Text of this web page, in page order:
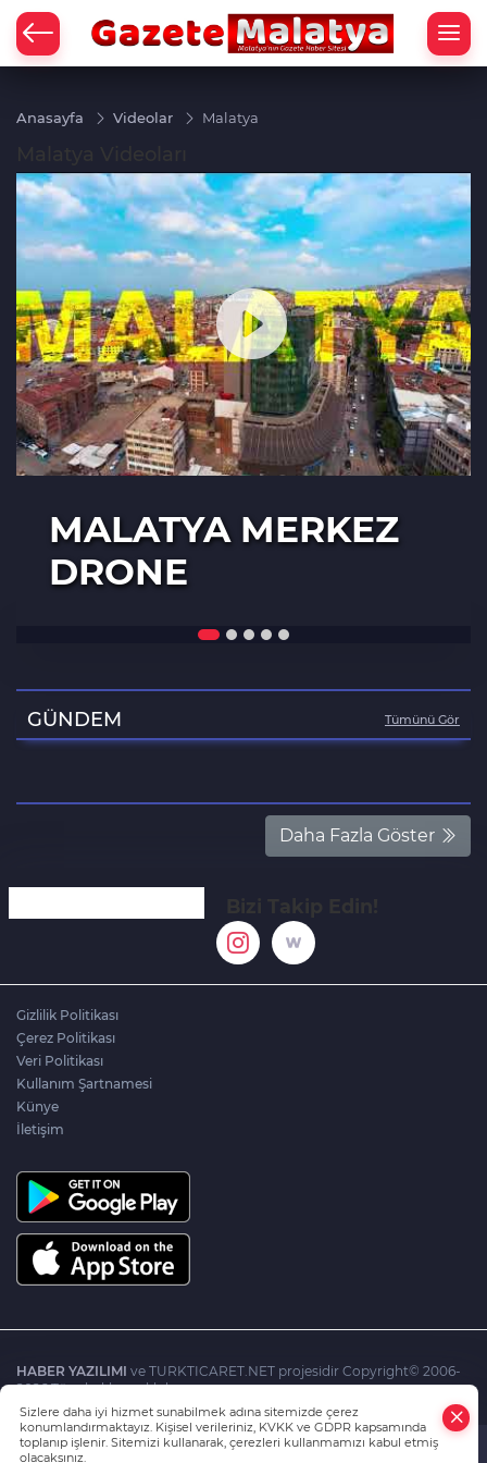
Anasayfa Videolar Malatya
MALATYA MERKEZ
DRONE
GÜNDEM Tümünü Gör
Daha Fazla Göster
Gizlilik Politikası
Çerez Politikası
Veri Politikası
Kullanım Şartnamesi
Künye
İletişim
HABER YAZILIMI ve TURKTICARET.NET projesidir Copyright© 2006-
2026 Tüm hakları saklıdır.
Sizlere daha iyi hizmet sunabilmek adına sitemizde çerez
konumlandırmaktayız. Kişisel verileriniz, KVKK ve GDPR kapsamında
toplanıp işlenir. Sitemizi kullanarak, çerezleri kullanmamızı kabul etmiş
olacaksınız.